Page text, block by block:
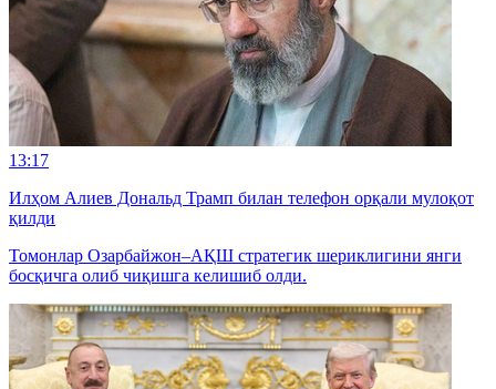
13:17
Илҳом Алиев Дональд Трамп билан телефон орқали мулоқот
қилди
Томонлар Озарбайжон–АҚШ стратегик шериклигини янги
босқичга олиб чиқишга келишиб олди.